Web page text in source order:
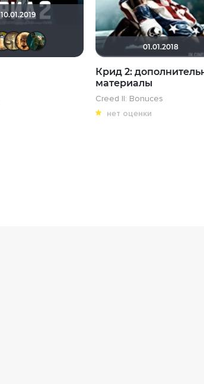
10.01.2019
den_chasGautama Buddha
Leksus81
Hulk
01.01.2018
Крид 2:
материалы
Creed II: Bonuces
нет оценки